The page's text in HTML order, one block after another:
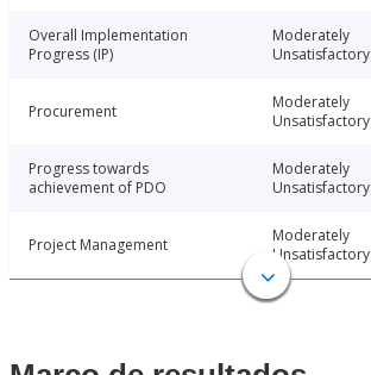
Overall Implementation
Progress (IP)
Moderately
Unsatisfactory
Procurement
Moderately
Unsatisfactory
Progress towards
achievement of PDO
Moderately
Unsatisfactory
Project Management
Moderately
Unsatisfactory